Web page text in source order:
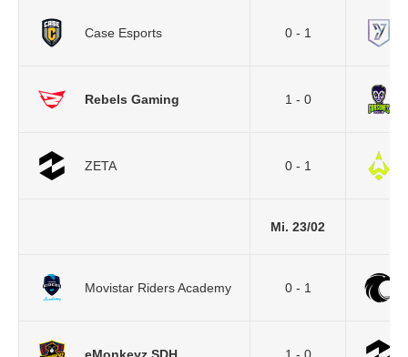
Case Esports 0 - 1
Rebels Gaming 1 - 0
ZETA 0 - 1
Mi. 23/02
Movistar Riders Academy 0 - 1